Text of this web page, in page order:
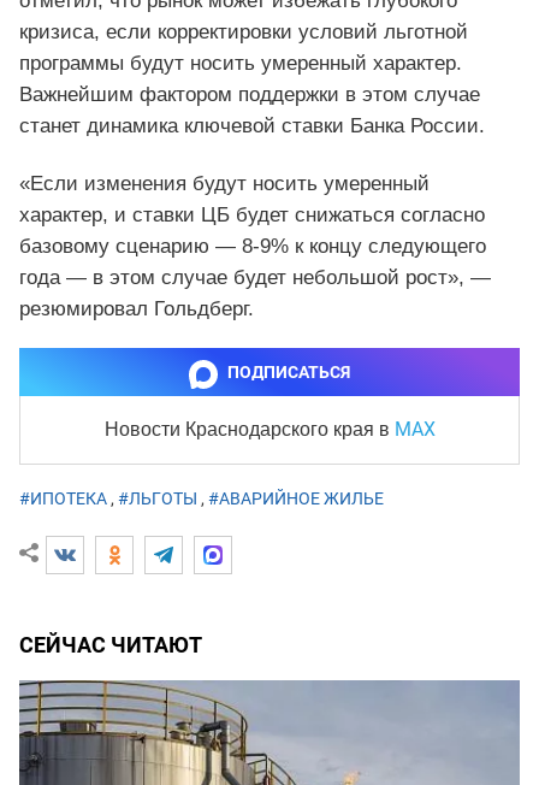
кризиса, если корректировки условий льготной
программы будут носить умеренный характер.
Важнейшим фактором поддержки в этом случае
станет динамика ключевой ставки Банка России.
«Если изменения будут носить умеренный
характер, и ставки ЦБ будет снижаться согласно
базовому сценарию — 8-9% к концу следующего
года — в этом случае будет небольшой рост», —
резюмировал Гольдберг.
ПОДПИСАТЬСЯ
Новости Краснодарского края в MAX
#ИПОТЕКА, #ЛЬГОТЫ , #АВАРИЙНОЕ ЖИЛЬЕ
СЕЙЧАС ЧИТАЮТ